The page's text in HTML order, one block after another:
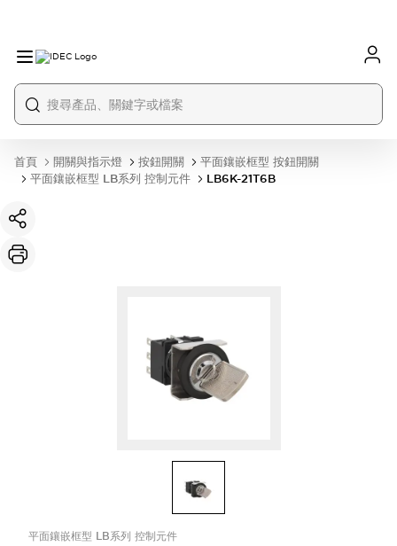
首頁 開關與指示燈 按鈕開關
平面鑲嵌框型 按鈕開關
平面鑲嵌框型 LB系列 控制元件
LB6K-21T6B
平面鑲嵌框型 LB系列 控制元件